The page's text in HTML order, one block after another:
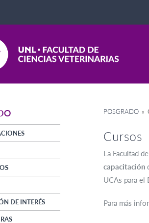
DE INTERÉS
POSGRADO »
Cursos
La Facultad
capacitación
UCAs para el
Para más